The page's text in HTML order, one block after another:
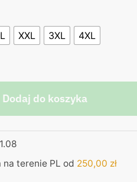
XXL 3XL 4XL
Dodaj do koszyka
terenie PL od 250,00 zł